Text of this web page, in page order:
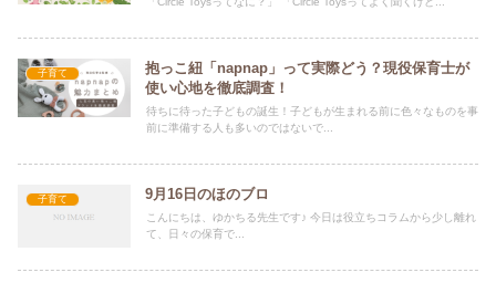
子育て
抱っこ紐「napnap」って実際どう？現役保育士が
使い心地を徹底調査！
待ちに待った子どもの誕生！子どもが生まれる前に色々なものを事
前に準備する人も多いのではないで...
子育て 9月16日のほのブロ
こんにちは、ゆかちる先生です♪ 今日は役立ちコラムから少し離れ
て、日々の保育で...